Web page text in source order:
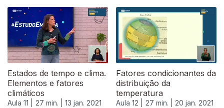
Estados de tempo e clima.
Elementos e fatores
climáticos
Aula 11 | 27 min. | 13 jan. 2021
Fatores condicionantes da
distribuição da
temperatura
Aula 12 | 27 min. | 20 jan. 2021
518786